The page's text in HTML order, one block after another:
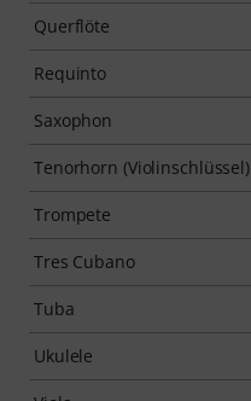
Querflöte
Requinto
Saxophon
Tenorhorn (Violinschlüssel)
Trompete
Tres Cubano
Tuba
Ukulele